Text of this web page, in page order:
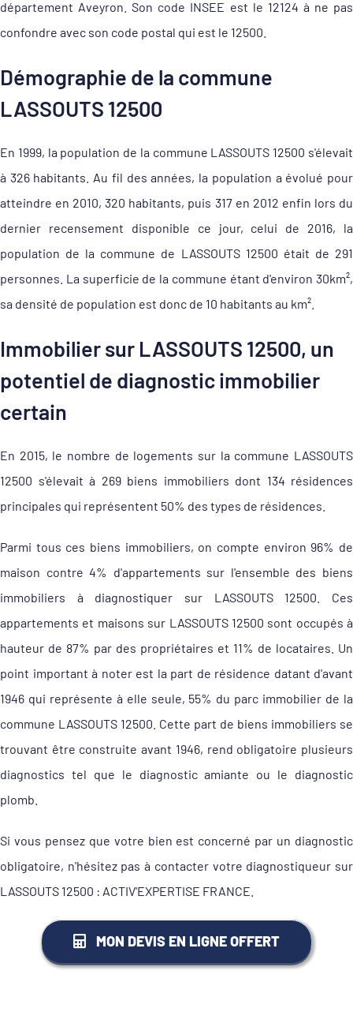
département Aveyron. Son code INSEE est le 12124 à ne pas
confondre avec son code postal qui est le 12500.
Démographie de la commune
LASSOUTS 12500
En 1999, la population de la commune LASSOUTS 12500 s'élevait
à 326 habitants. Au fil des années, la population a évolué pour
atteindre en 2010, 320 habitants, puis 317 en 2012 enfin lors du
dernier recensement disponible ce jour, celui de 2016, la
population de la commune de LASSOUTS 12500 était de 291
personnes. La superficie de la commune étant d'environ 30km²,
sa densité de population est donc de 10 habitants au km².
Immobilier sur LASSOUTS 12500, un
potentiel de diagnostic immobilier
certain
En 2015, le nombre de logements sur la commune LASSOUTS
12500 s'élevait à 269 biens immobiliers dont 134 résidences
principales qui représentent 50% des types de résidences.
Parmi tous ces biens immobiliers, on compte environ 96% de
maison contre 4% d'appartements sur l'ensemble des biens
immobiliers à diagnostiquer sur LASSOUTS 12500. Ces
appartements et maisons sur LASSOUTS 12500 sont occupés à
hauteur de 87% par des propriétaires et 11% de locataires. Un
point important à noter est la part de résidence datant d'avant
1946 qui représente à elle seule, 55% du parc immobilier de la
commune LASSOUTS 12500. Cette part de biens immobiliers se
trouvant être construite avant 1946, rend obligatoire plusieurs
diagnostics tel que le diagnostic amiante ou le diagnostic
plomb.
Si vous pensez que votre bien est concerné par un diagnostic
obligatoire, n'hésitez pas à contacter votre diagnostiqueur sur
LASSOUTS 12500 : ACTIV'EXPERTISE FRANCE.
MON DEVIS EN LIGNE OFFERT